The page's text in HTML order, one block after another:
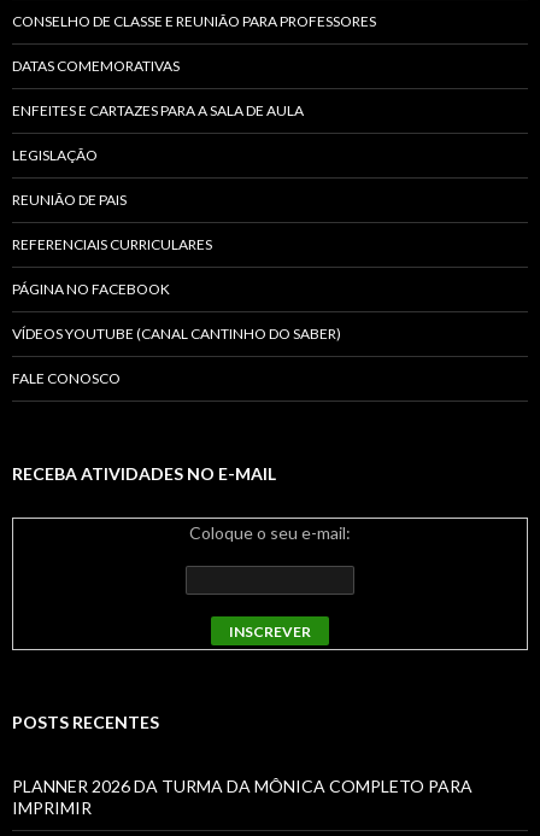
CONSELHO DE CLASSE E REUNIÃO PARA PROFESSORES
DATAS COMEMORATIVAS
ENFEITES E CARTAZES PARA A SALA DE AULA
LEGISLAÇÃO
REUNIÃO DE PAIS
REFERENCIAIS CURRICULARES
PÁGINA NO FACEBOOK
VÍDEOS YOUTUBE (CANAL CANTINHO DO SABER)
FALE CONOSCO
RECEBA ATIVIDADES NO E-MAIL
Coloque o seu e-mail:
POSTS RECENTES
PLANNER 2026 DA TURMA DA MÔNICA COMPLETO PARA
IMPRIMIR